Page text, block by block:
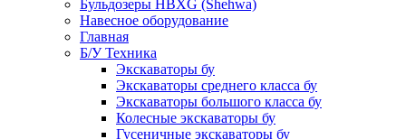
Бульдозеры HBXG (Shehwa)
Навесное оборудование
Главная
Б/У Техника
Экскаваторы бу
Экскаваторы среднего класса бу
Экскаваторы большого класса бу
Колесные экскаваторы бу
Гусеничные экскаваторы бу